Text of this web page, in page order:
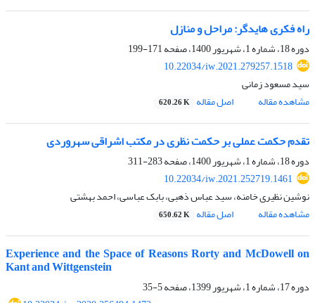
راه فکری هایدگر: مراحل و منازل
دوره 18، شماره 1، شهریور 1400، صفحه
171-199
10.22034/iw.2021.279257.1518
سید مسعود زمانی
مشاهده مقاله
اصل مقاله 620.26 K
تقدم حکمت عملی بر حکمت نظری در مکتب اشراقی سهروردی
دوره 18، شماره 1، شهریور 1400، صفحه
283-311
10.22034/iw.2021.252719.1461
نوشین نظیری خامنه، سید عباس ذهبی، بابک عباسی، احمد بهشتی
مشاهده مقاله
اصل مقاله 650.62 K
Experience and the Space of Reasons Rorty and McDowell on
Kant and Wittgenstein
دوره 17، شماره 1، شهریور 1399، صفحه
5-35